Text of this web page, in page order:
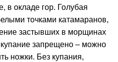
в окладе гор. Голубая
точками катамаранов,
застывших в морщинах
купание запрещено – можно
ножки. Без купания,